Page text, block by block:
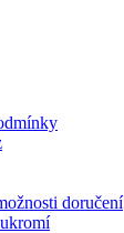
doručení